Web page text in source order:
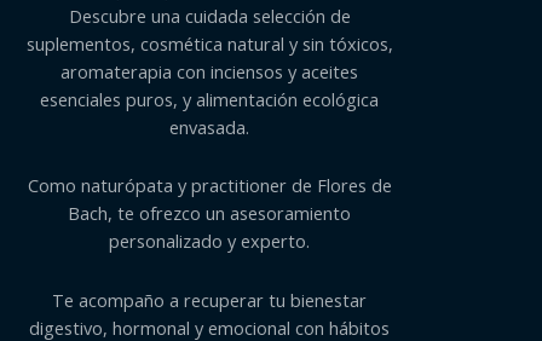
Descubre una cuidada selección de
suplementos, cosmética natural y sin tóxicos,
aromaterapia con inciensos y aceites
esenciales puros, y alimentación ecológica
envasada.
Como naturópata y practitioner de Flores de
Bach, te ofrezco un asesoramiento
personalizado y experto.
Te acompaño a recuperar tu bienestar
digestivo, hormonal y emocional con hábitos